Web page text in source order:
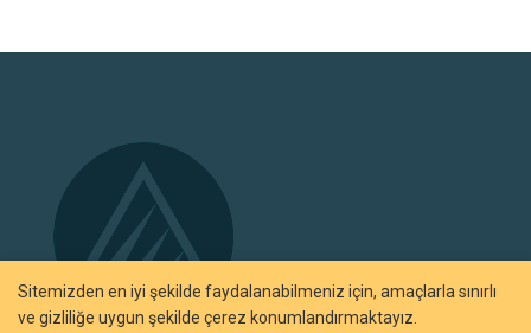
Sitemizden en iyi şekilde faydalanabilmeniz için, amaçlarla sınırlı
ve gizliliğe uygun şekilde çerez konumlandırmaktayız.